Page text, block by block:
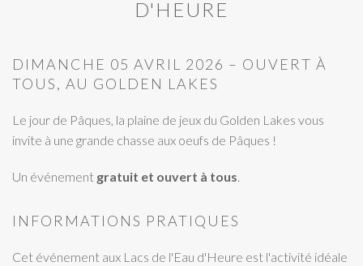
D'HEURE
DIMANCHE 05 AVRIL 2026 – OUVERT À
TOUS, AU GOLDEN LAKES
Le jour de Pâques, la plaine de jeux du Golden Lakes vous
invite à une grande chasse aux oeufs de Pâques !
Un événement gratuit et ouvert à tous.
INFORMATIONS PRATIQUES
Cet événement aux Lacs de l'Eau d'Heure est l'activité idéale